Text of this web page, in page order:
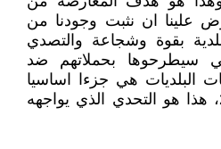
علينا ان نثبت وجودنا من
بقوة وشجاعة والتصدي
سيطرحوها بحملاتهم ضد
البلديات هي جزءا اساسيا
لتقرير انتخابات عام 2018، هذا هو التحدي الذي يواجهه